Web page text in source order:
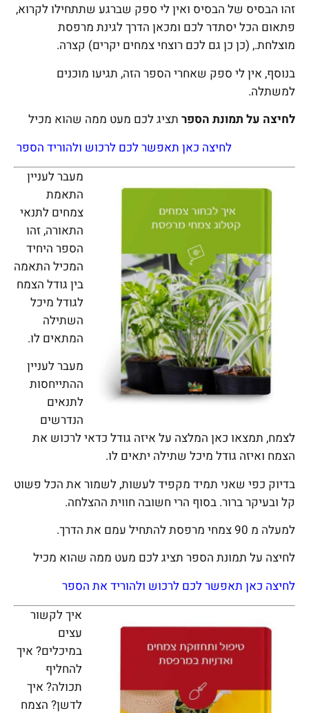
זהו הבסיס של הבסיס ואין לי ספק שברגע שתתחילו לקרוא,
פתאום הכל יסתדר לכם ומכאן הדרך לגינת מרפסת
מוצלחת., (כן כן גם לכם רוצחי צמחים יקרים) קצרה.
בנוסף, אין לי ספק שאחרי הספר הזה, תגיעו מוכנים
למשתלה.
לחיצה על תמונת הספר תציג לכם מעט ממה שהוא מכיל
לחיצה כאן תאפשר לכם לרכוש ולהוריד הספר
מעבר לעניין
התאמת
צמחים לתנאי
התאורה, זהו
הספר היחיד
המכיל התאמה
בין גודל הצמח
לגודל מיכל
השתילה
המתאים לו.
מעבר לעניין
ההתייחסות
לתנאים
הנדרשים
לצמח, תמצאו כאן המלצה על איזה גודל כדאי לרכוש את
הצמח ואיזה גודל מיכל שתילה יתאים לו.
בדיוק כפי שאני תמיד מקפיד לעשות, לשמור את הכל פשוט
קל ובעיקר ברור. בסוף הרי חשובה חווית ההצלחה.
למעלה מ 90 צמחי מרפסת להתחיל עמם את הדרך.
לחיצה על תמונת הספר תציג לכם מעט ממה שהוא מכיל
לחיצה כאן תאפשר לכם לרכוש ולהוריד את הספר
איך לקשור
עצים
במיכלים? איך
להחליף
תכולה? איך
לדשן? הצמח